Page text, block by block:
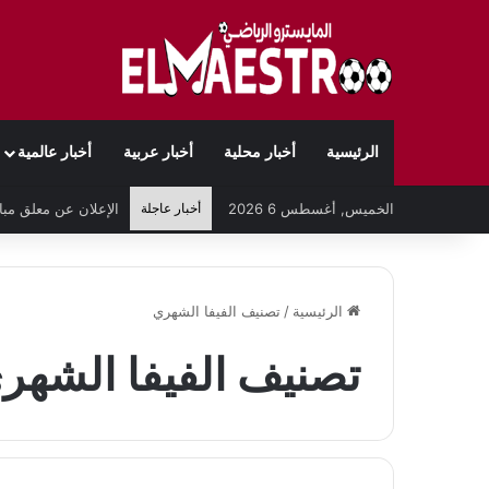
الرئيسية أخبار محلية أخبار عربية أخبار عالمية
الخميس, أغسطس 6 2026 أخبار عاجلة
الرئيسية / تصنيف الفيفا الشهري
تصنيف الفيفا